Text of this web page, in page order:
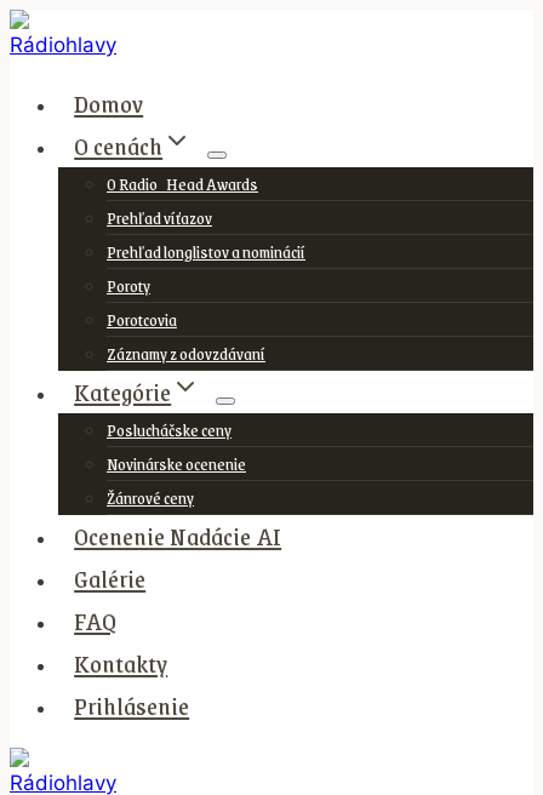
Skip
to
Domov
O cenách
O Radio_Head Awards
Prehľad víťazov
Prehľad longlistov a nominácií
Poroty
Porotcovia
Záznamy z odovzdávaní
Kategórie
Poslucháčske ceny
Novinárske ocenenie
Žánrové ceny
Ocenenie Nadácie AI
Galérie
FAQ
Kontakty
Prihlásenie